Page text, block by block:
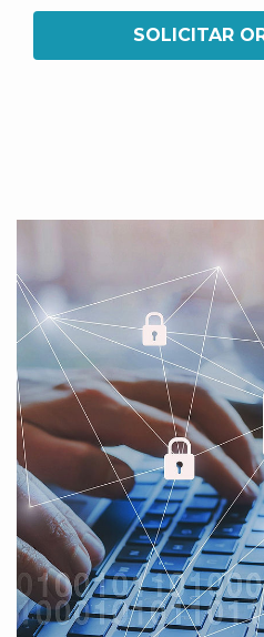
SOLICITAR